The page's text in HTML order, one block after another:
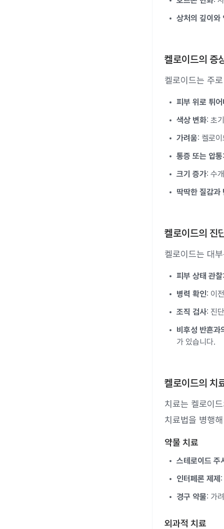
상처의 깊이와
켈로이드의 증
켈로이드는 주
피부 위로 튀
색상 변화: 초
가려움: 켈로
통증 또는 압통
크기 증가: 수
딱딱한 질감과
켈로이드의 진
켈로이드는 대
피부 상태 관찰
병력 확인: 이
조직 검사: 진
비후성 반흔과
가 있습니다.
켈로이드의 치
치료는 켈로이
치료법을 병행
약물 치료
스테로이드 주
인터페론 제제
경구 약물: 가
외과적 치료